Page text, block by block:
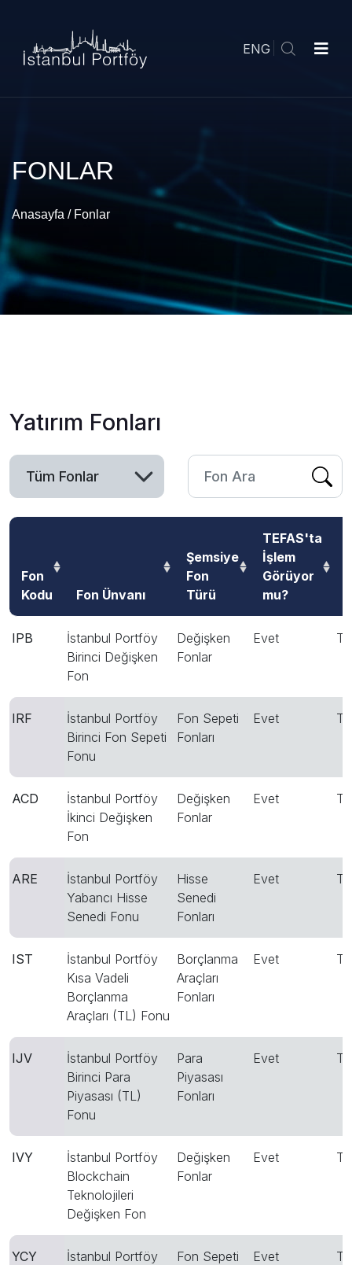
ENG
FONLAR
Anasayfa / Fonlar
Yatırım Fonları
Fon
Kodu
Fon Ünvanı
Şemsiye
Fon
Türü
TEFAS'ta
İşlem
Görüyor
mu?
IPB
İstanbul Portföy
Birinci Değişken
Fon
Değişken
Fonlar
Evet
IRF
İstanbul Portföy
Birinci Fon Sepeti
Fonu
Fon Sepeti
Fonları
Evet
ACD
İstanbul Portföy
İkinci Değişken
Fon
Değişken
Fonlar
Evet
ARE
İstanbul Portföy
Yabancı Hisse
Senedi Fonu
Hisse
Senedi
Fonları
Evet
IST
İstanbul Portföy
Kısa Vadeli
Borçlanma
Araçları (TL) Fonu
Borçlanma
Araçları
Fonları
Evet
IJV
İstanbul Portföy
Birinci Para
Piyasası (TL)
Fonu
Para
Piyasası
Fonları
Evet
IVY
İstanbul Portföy
Blockchain
Teknolojileri
Değişken Fon
Değişken
Fonlar
Evet
YCY
İstanbul Portföy
Fon Sepeti
Evet